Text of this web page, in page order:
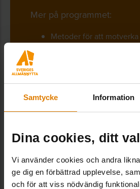
Samtycke Information
Dina cookies, ditt
Vi använder cookies och andra
ge dig en förbättrad upplevelse,
och för att viss nödvändig
Mer på programmet:
Metoder för att
Studiebesök i olika typer
Stockholm 22–23 januari
ANMÄL DIG HÄR